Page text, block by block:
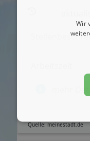
mehr
Quelle: meinestadt.de
Wir